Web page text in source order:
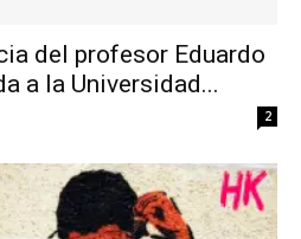
del profesor Eduardo
a la Universidad...
2